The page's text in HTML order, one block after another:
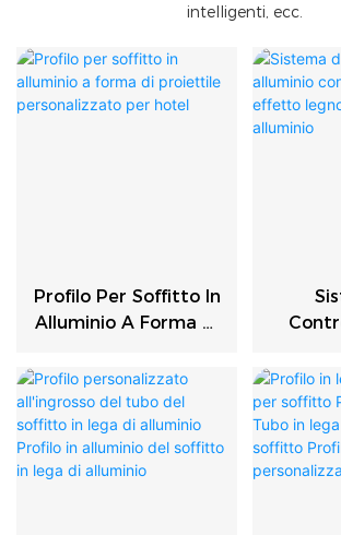
intelligenti, ecc.
Profilo Per Soffitto In
Alluminio A Forma Di
Personalizzato Per
Hotel